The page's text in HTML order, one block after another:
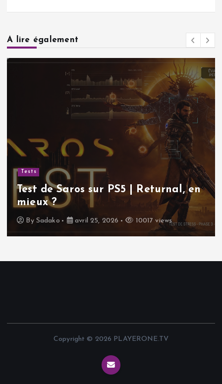
A lire également
Tests
Test de Saros sur PS5 | Returnal, en
mieux ?
By Sadako avril 25, 2026 10017 views
Copyright © 2026 PLAYERONE.TV